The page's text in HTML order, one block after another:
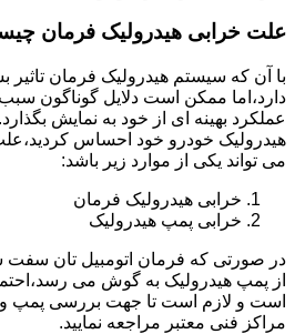
علت خرابی هیدرولیک فرمان
با آن که سیستم هیدرولیک فرمان تاثیر
دارد،اما ممکن است دلایل گوناگون سبب
عملکرد بهینه ای از خود به نمایش
هیدرولیک خودرو خود احساس
می تواند یکی از موارد زیر باشد:
خرابی هیدرولیک فرمان
خرابی پمپ هیدرولیک
در صورتی که فرمان اتومبیل تان سفت
از پمپ هیدرولیک به گوش می
است و لازم است تا جهت بررسی پمپ و
مراکز فنی معتبر مراجعه نمایید.